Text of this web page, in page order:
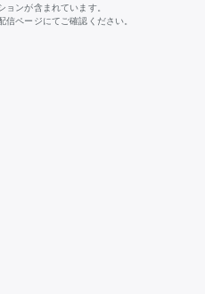
ンが含まれています。
ページにてご確認ください。